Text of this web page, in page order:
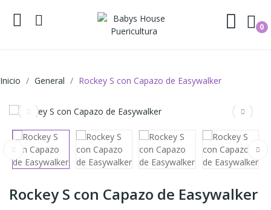
0
Inicio General Rockey S con Capazo de Easywalker
Rockey S con Capazo de Easywalker